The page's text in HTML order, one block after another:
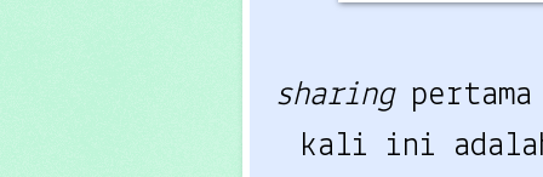
sharing
kali ini